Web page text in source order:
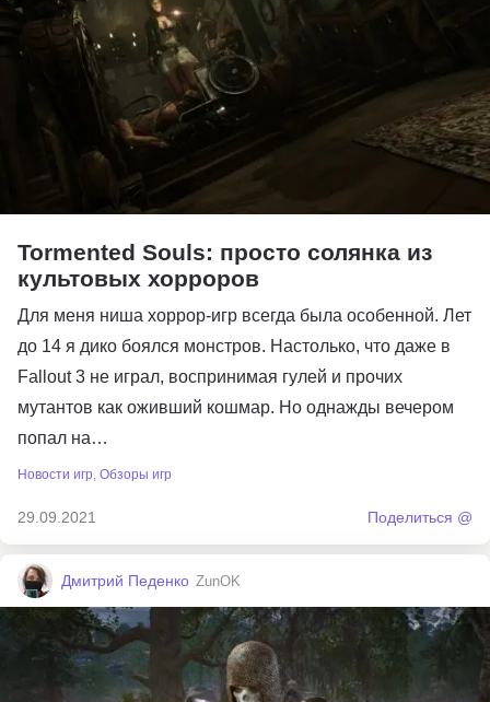
Tormented Souls: просто солянка из
культовых хорроров
Для меня ниша хоррор-игр всегда была особенной. Лет
до 14 я дико боялся монстров. Настолько, что даже в
Fallout 3 не играл, воспринимая гулей и прочих
мутантов как оживший кошмар. Но однажды вечером
попал на…
Новости игр, Обзоры игр
29.09.2021 Поделиться @
Дмитрий Педенко ZunOK